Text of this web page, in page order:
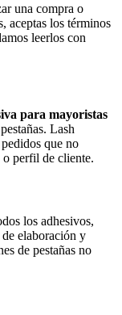
una compra o
aceptas los términos
leerlos con
para mayoristas
Lash
que no
perfil de cliente.
los adhesivos,
elaboración y
de pestañas no